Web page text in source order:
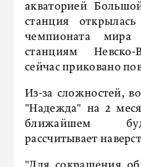
акваторией
станция
чемпионата
станциям Невско-
сейчас приковано
Из-за сложностей,
"Надежда" на 2
ближайшем
рассчитывает